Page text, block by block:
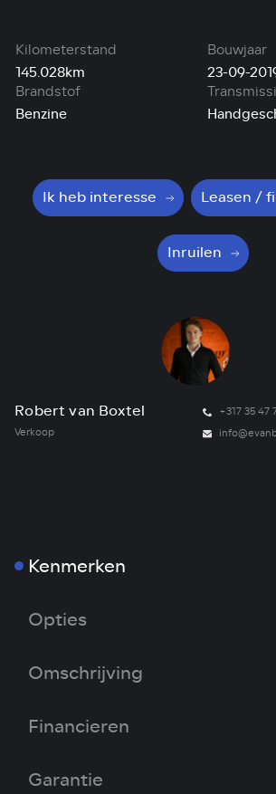
Kilometerstand
145.028km
Bouwjaar
23-09-
Brandstof
Benzine
Ik heb interesse Leasen /
Inruilen
Robert van Boxtel
Verkoop
+317 35 47
Kenmerken
Opties
Omschrijving
Financieren
Garantie